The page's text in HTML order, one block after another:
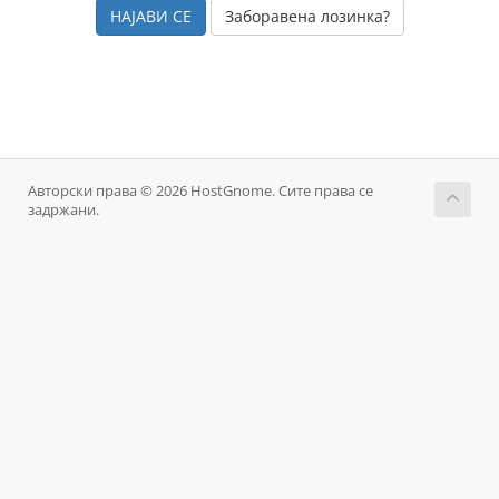
Заборавена лозинка?
Авторски права © 2026 HostGnome. Сите права се
задржани.